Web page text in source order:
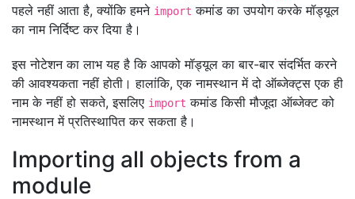
पहले नहीं आता है, क्योंकि हमने import कमांड का उपयोग करके मॉड्यूल
का नाम निर्दिष्ट कर दिया है।
इस नोटेशन का लाभ यह है कि आपको मॉड्यूल का बार-बार संदर्भित करने
की आवश्यकता नहीं होती। हालांकि, एक नामस्थान में दो ऑब्जेक्ट्स एक ही
नाम के नहीं हो सकते, इसलिए import कमांड किसी मौजूदा ऑब्जेक्ट को
नामस्थान में प्रतिस्थापित कर सकता है।
Importing all objects from a
module